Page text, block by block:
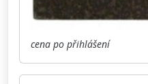
cena po přihlášení